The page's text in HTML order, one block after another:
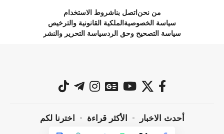
من نحن اتصل بناشروط الاستخدام
سياسة الخصوصية الملكية القانونية والترخيص
سياسة التصحيح وحق الردسياسة التحرير والنشر
أحدث الاخبار الأكثر قراءة اخترنا لكم